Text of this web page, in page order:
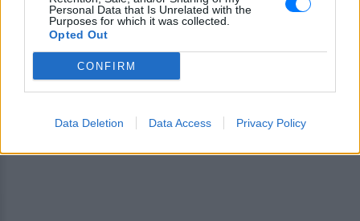
Personal Data that Is Unrelated with the
Purposes for which it was collected.
Opted Out
CONFIRM
Data Deletion Data Access Privacy Policy
Ακολουθήστε το E-Radio.gr και στο Instagram